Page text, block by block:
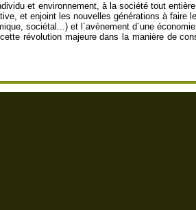
et environnement, à la société tout
et enjoint les nouvelles générations à
sociétal...) et l´avènement d´une
révolution majeure dans la manière de